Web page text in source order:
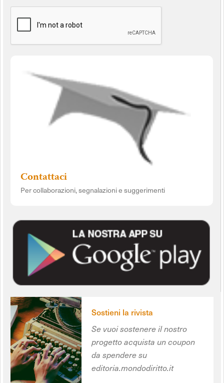
Contattaci
Per collaborazioni, segnalazioni e suggerimenti
Sostieni la rivista
Se vuoi sostenere il nostro
progetto acquista un coupon
da spendere su
editoria.mondodiritto.it